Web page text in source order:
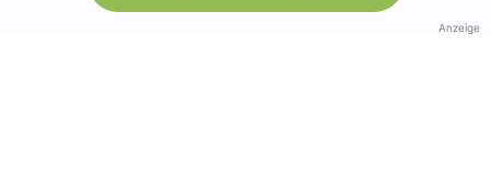
Anzeige